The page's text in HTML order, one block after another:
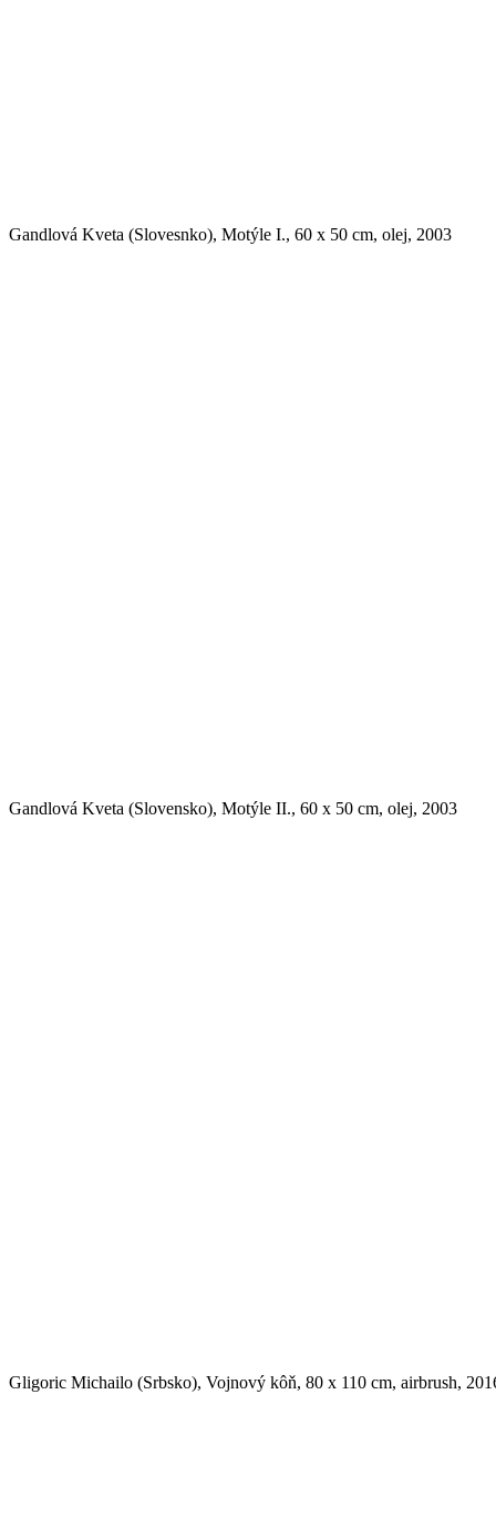
Gandlová Kveta (Slovesnko), Motýle I., 60 x 50 cm, olej, 2003
Gandlová Kveta (Slovensko), Motýle II., 60 x 50 cm, olej, 2003
Gligoric Michailo (Srbsko), Vojnový kôň, 80 x 110 cm, airbrush,